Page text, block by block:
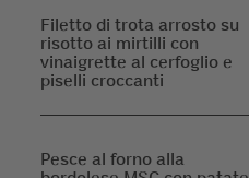
Filetto di trota arrosto su
risotto ai mirtilli con
vinaigrette al cerfoglio e
piselli croccanti
Pesce al forno alla